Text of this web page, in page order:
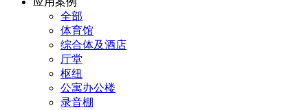
全部
体育馆
综合体及酒店
厅堂
枢纽
公寓办公楼
录音棚